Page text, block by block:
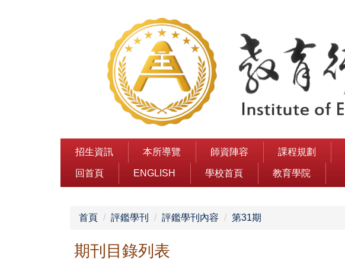
招生資訊 本所導覽 師資陣容 課程規劃
回首頁 ENGLISH 學校首頁 教育學院
首頁 評鑑學刊 評鑑學刊內容 第31期
期刊目錄列表